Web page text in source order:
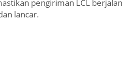
pengiriman LCL berjalan
lancar.